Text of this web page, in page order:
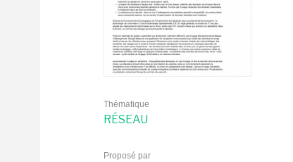
Thématique
RÉSEAU
Proposé par